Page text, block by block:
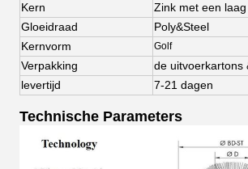
Kern
Zink met een
Gloeidraad
Poly&Steel
Kernvorm
Golf
Verpakking
de uitvoerkartons
levertijd
7-21 dagen
Technische Parameters